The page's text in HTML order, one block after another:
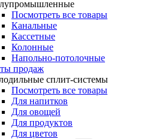
Посмотреть все товары
Канальные
Кассетные
Колонные
Напольно-потолочные
продаж
сплит-системы
Посмотреть все товары
Для напитков
Для овощей
Для продуктов
Для цветов